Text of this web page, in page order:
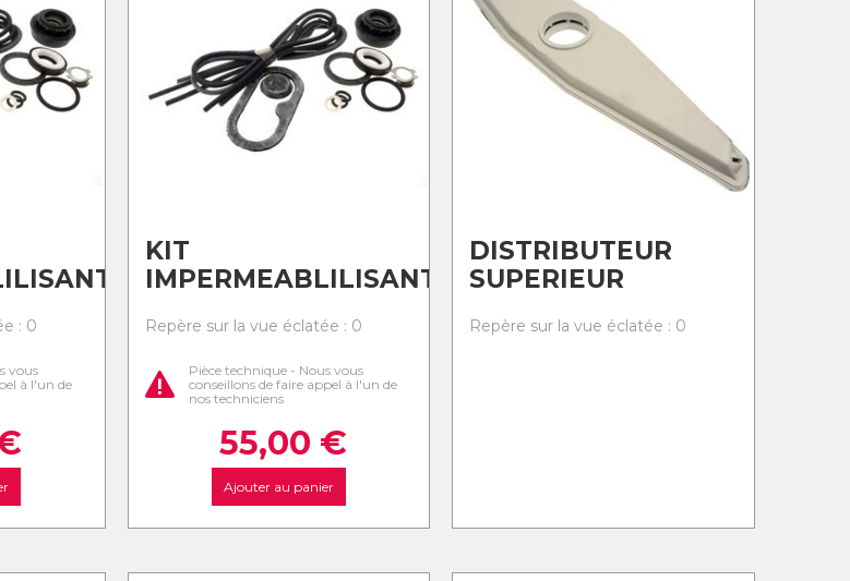
: 0
vous
à l'un de
KIT
IMPERMEABLILISANT
Repère sur la vue éclatée : 0
Pièce technique - Nous vous
conseillons de faire appel à l'un de
nos techniciens
55,00 €
Ajouter au panier
DISTRIBUTEUR
SUPERIEUR
Repère sur la vue éclatée : 0